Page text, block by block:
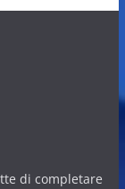
di completare